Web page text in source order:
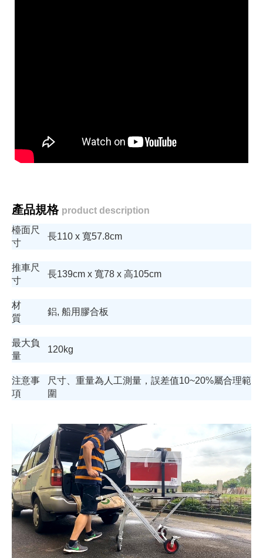
產品規格 product description
檯面尺
寸
長110 x 寬57.8cm
推車尺
寸
長139cm x 寬78 x 高105cm
材
質
鋁, 船用膠合板
最大負
量
120kg
注意事
項
尺寸、重量為人工測量，誤差值10~20%屬合理範
圍